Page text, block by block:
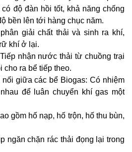
độ đàn hồi tốt, khả năng chống
bền lên tới hàng chục năm.
giải chất thải và sinh ra khí,
khí ở lại.
nhận nước thải từ chuồng trại
cho ra bể tiếp theo.
giữa các bể Biogas: Có nhiệm
để luân chuyển khí gas một
gồm hố nạp, hố trộn, hố thu bùn,
ngăn chặn rác thải đọng lại trong